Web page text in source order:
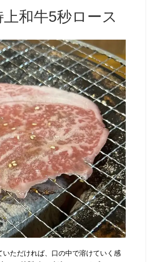
和牛5秒ロース
ただければ、口の中で溶けていく感